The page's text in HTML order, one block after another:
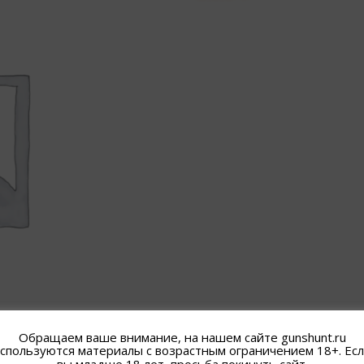
Обращаем ваше внимание, на нашем сайте gunshunt.ru
материалы с возрастным ограничением 18+.